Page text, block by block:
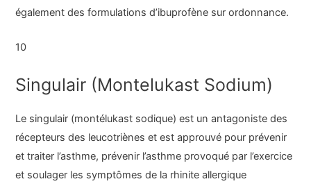
également des formulations d’ibuprofène sur ordonnance.
10
Singulair (Montelukast Sodium)
Le singulair (montélukast sodique) est un antagoniste des
récepteurs des leucotriènes et est approuvé pour prévenir
et traiter l’asthme, prévenir l’asthme provoqué par l’exercice
et soulager les symptômes de la rhinite allergique